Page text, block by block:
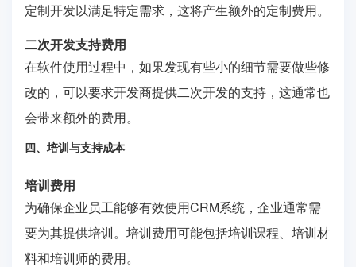
定制开发以满足特定需求，这将产生额外的定制费用。
二次开发支持费用
在软件使用过程中，如果发现有些小的细节需要做些修
改的，可以要求开发商提供二次开发的支持，这通常也
会带来额外的费用。
四、培训与支持成本
培训费用
为确保企业员工能够有效使用CRM系统，企业通常需
要为其提供培训。培训费用可能包括培训课程、培训材
料和培训师的费用。